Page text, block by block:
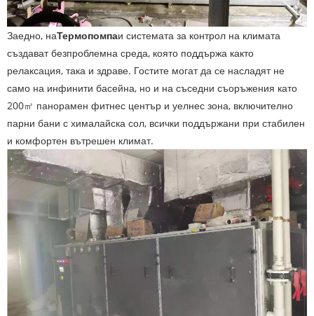
Заедно, наТермопомпаи системата за контрол на климата
създават безпроблемна среда, която поддържа както
релаксация, така и здраве. Гостите могат да се насладят не
само на инфинити басейна, но и на съседни съоръжения като
200㎡ панорамен фитнес център и уелнес зона, включително
парни бани с хималайска сол, всички поддържани при стабилен
и комфортен вътрешен климат.